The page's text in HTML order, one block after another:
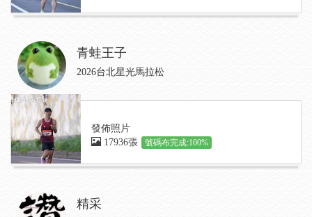
青蛙王子
2026台北星光馬拉松
發佈照片
17936張
號碼布完成:100%
精采